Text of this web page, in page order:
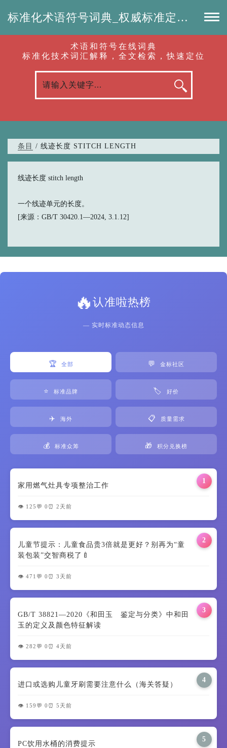
标准化术语符号词典_权威标准定义_专业词汇查询-认准啦（RenZhunLa.com）
术语和符号在线词典
标准化技术词汇解释，全文检索，快速定位
条目 / 线迹长度 STITCH LENGTH
线迹长度 stitch length
一个线迹单元的长度。
[来源：GB/T 30420.1—2024, 3.1.12]
🔥认准啦热榜
— 实时标准动态信息
🏆 全部 💬 金标社区
⭐ 标准品牌 🏷️ 好价
✈️ 海外 📋 质量需求
💰 标准众筹 🎁 积分兑换榜
1
家用燃气灶具专项整治工作
👁️ 125 💬 0 ⏰ 2天前
2
儿童节提示：儿童食品贵3倍就是更好？别再为“童
装包装”交智商税了🍼
👁️ 471 💬 0 ⏰ 3天前
3
GB/T 38821—2020《和田玉 鉴定与分类》中和田
玉的定义及颜色特征解读
👁️ 282 💬 0 ⏰ 4天前
4
进口或选购儿童牙刷需要注意什么（海关答疑）
👁️ 159 💬 0 ⏰ 5天前
5
PC饮用水桶的消费提示